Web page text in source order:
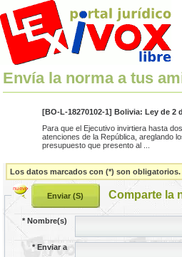
Envía la norma a tus
[BO-L-18270102-1] Bolivia: Ley de 2
Para que el Ejecutivo invirtiera hasta
atenciones de la República, areglando
presupuesto que presento al ...
Los datos marcados con (*) son obligatorios.
Comparte la
*Nombre(s)
*Enviar a